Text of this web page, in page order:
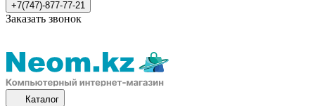
+7(747)-877-77-21
Заказать звонок
Каталог